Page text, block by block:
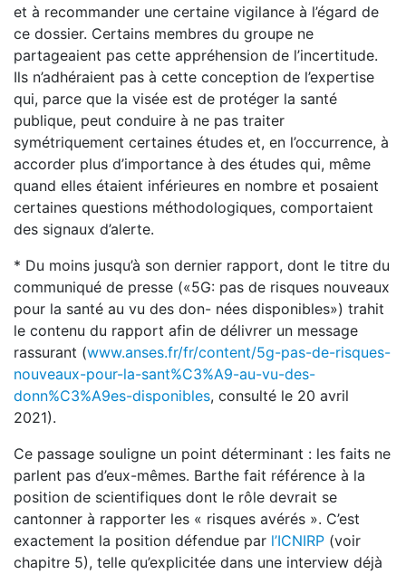
et à recommander une certaine vigilance à l’égard de
ce dossier. Certains membres du groupe ne
partageaient pas cette appréhension de l’incertitude.
Ils n’adhéraient pas à cette conception de l’expertise
qui, parce que la visée est de protéger la santé
publique, peut conduire à ne pas traiter
symétriquement certaines études et, en l’occurrence, à
accorder plus d’importance à des études qui, même
quand elles étaient inférieures en nombre et posaient
certaines questions méthodologiques, comportaient
des signaux d’alerte.
* Du moins jusqu’à son dernier rapport, dont le titre du
communiqué de presse («5G: pas de risques nouveaux
pour la santé au vu des don- nées disponibles») trahit
le contenu du rapport afin de délivrer un message
rassurant (www.anses.fr/fr/content/5g-pas-de-risques-
nouveaux-pour-la-sant%C3%A9-au-vu-des-
donn%C3%A9es-disponibles, consulté le 20 avril
2021).
Ce passage souligne un point déterminant : les faits ne
parlent pas d’eux-mêmes. Barthe fait référence à la
position de scientifiques dont le rôle devrait se
cantonner à rapporter les « risques avérés ». C’est
exactement la position défendue par l’ICNIRP (voir
chapitre 5), telle qu’explicitée dans une interview déjà